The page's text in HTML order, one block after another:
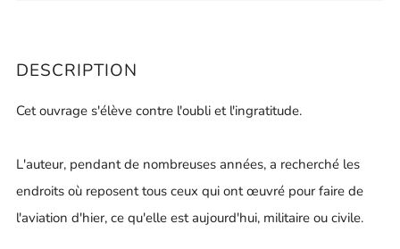
DESCRIPTION
Cet ouvrage s'élève contre l'oubli et l'ingratitude.
L'auteur, pendant de nombreuses années, a recherché les
endroits où reposent tous ceux qui ont œuvré pour faire de
l'aviation d'hier, ce qu'elle est aujourd'hui, militaire ou civile.